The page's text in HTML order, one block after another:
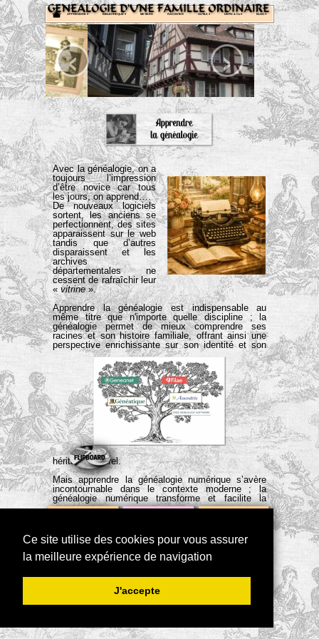
Ce site utilise des cookies pour vous assurer
la meilleure expérience de navigation
J'accepte
APPRENDRE ▾ BIBLIOTHEQUE ▾ METIERS RACONTER OUTILS ▾ DEFIS & Co ▾ BLOG ▾
‹ ›
Avec la généalogie, on a
toujours l’impression
d’être novice car tous
les jours, on apprend….
De nouveaux logiciels
sortent, les anciens se
perfectionnent, des sites
apparaissent sur le web
tandis que d’autres
disparaissent et les
archives
départementales ne
cessent de rafraîchir leur
«vitrine».
Apprendre la généalogie est indispensable au
même titre que n'importe quelle discipline ; la
généalogie permet de mieux comprendre ses
racines et son histoire familiale, offrant ainsi une
perspective enrichissante sur son identité et son
héritage culturel.
Mais apprendre la généalogie numérique s’avère
incontournable dans le contexte moderne ; la
généalogie numérique transforme et facilite la
recherche des ancêtres et la construction des
La généalogie numérique permet d'accéder à une
énorme quantité de données, non seulement les
registres de naissance, de mariage, de décès, des
bases de données en ligne et aux sites spécialisés,
LA
NUMERIQUE
LA
FAMILIALE
ARCHIVES
MILITAIRES
ARCHIVES
IMMOBILIERES
MA
BIBLIOTHEQUE
NUMERIQUE
LES
ARCHIVES
NOTARIALES
HERALDIQUE
GENEALOGIE
FILAE